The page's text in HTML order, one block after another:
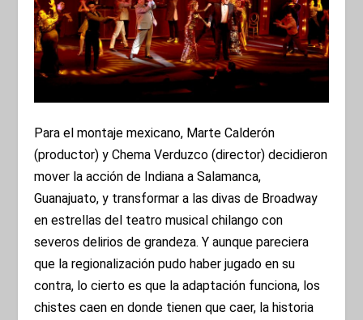
Para el montaje mexicano, Marte Calderón
(productor) y Chema Verduzco (director) decidieron
mover la acción de Indiana a Salamanca,
Guanajuato, y transformar a las divas de Broadway
en estrellas del teatro musical chilango con
severos delirios de grandeza. Y aunque pareciera
que la regionalización pudo haber jugado en su
contra, lo cierto es que la adaptación funciona, los
chistes caen en donde tienen que caer, la historia